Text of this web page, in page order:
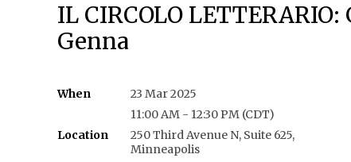
IL CIRCOLO
Genna
When
23 Mar 2025
11:00 AM - 12:30 PM (CDT)
Location
250 Third Avenue N, Suite 625,
Minneapolis